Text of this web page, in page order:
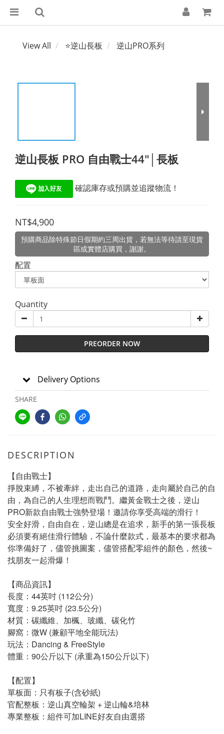
View All ⭐逆山長板 逆山PRO系列
逆山長板 PRO 自由戰士44"│長板
確認庫存或預購並追蹤物流！
NT$4,900
預購商品除特殊節日假期約三周出貨，若無法等待請至現貨
區或實體店購買，謝謝。
配置
Quantity
PREORDER NOW
Delivery Options
SHARE
DESCRIPTION
【自由戰士】
掙脫束縛，不被牽絆，走出自己的道路，走向屬於自己的自
由，為自己的人生理想而戰鬥。繼黃金戰士之後，逆山
PRO新款自由戰士強勢登場！邀請你享受高端的滑行！
安全好滑，自由自在，逆山總是在追求，新手的第一張長板
必須要有絕佳滑行體驗，不論什麼款式，最基本的要求都為
你準備好了，儘管挑圖案，儘管搭配零組件的顏色，然後~
找朋友一起滑爆！
【商品資訊】
長度：44英吋 (112公分)
寬度：9.25英吋 (23.5公分)
材質：碳纖維、加楓、玻纖、碳化竹
腳窩：微W (兼顧平地全能玩法)
玩法：Dancing & FreeStyle
體重：90公斤以下 (承重為150公斤以下)
【配置】
單板面：只有板子(含砂紙)
官配整板：逆山真空輪架 + 逆山輪&培林
專業整板：組件可加LINE好友自由選搭